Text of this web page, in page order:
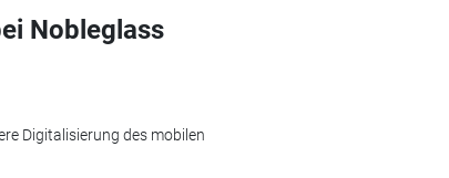
Nobleglass
Digitalisierung des mobilen